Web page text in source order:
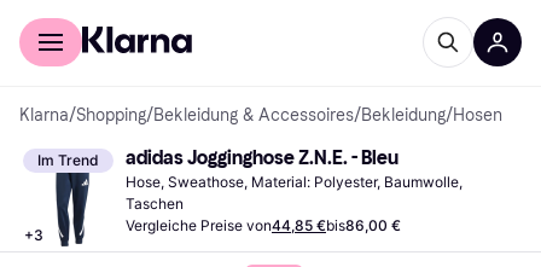
Für Shopper
Klarna/Shopping/Bekleidung & Accessoires/Bekleidung/Hosen
Im Trend
+3
adidas Jogginghose Z.N.E. - Bleu
Hose, Sweathose, Material: Polyester, Baumwolle,
Taschen
Vergleiche Preise von44,85 €bis86,00 €